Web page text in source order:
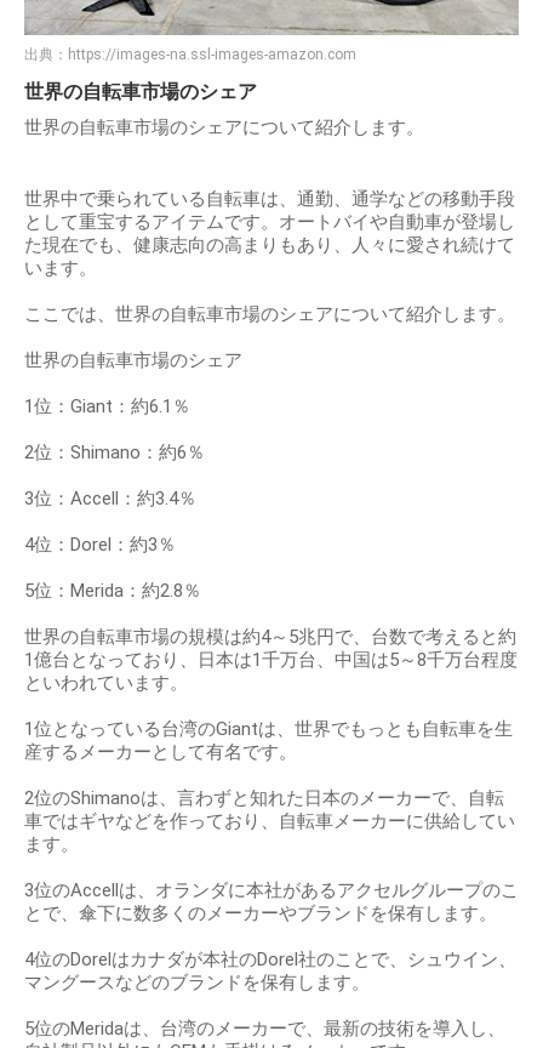
出典： https://images-na.ssl-images-amazon.com
世界の自転車市場のシェア
世界の自転車市場のシェアについて紹介します。
世界中で乗られている自転車は、通勤、通学などの移動手段
として重宝するアイテムです。オートバイや自動車が登場し
た現在でも、健康志向の高まりもあり、人々に愛され続けて
います。
ここでは、世界の自転車市場のシェアについて紹介します。
世界の自転車市場のシェア
1位：Giant：約6.1％
2位：Shimano：約6％
3位：Accell：約3.4％
4位：Dorel：約3％
5位：Merida：約2.8％
世界の自転車市場の規模は約4～5兆円で、台数で考えると約
1億台となっており、日本は1千万台、中国は5～8千万台程度
といわれています。
1位となっている台湾のGiantは、世界でもっとも自転車を生
産するメーカーとして有名です。
2位のShimanoは、言わずと知れた日本のメーカーで、自転
車ではギヤなどを作っており、自転車メーカーに供給してい
ます。
3位のAccellは、オランダに本社があるアクセルグループのこ
とで、傘下に数多くのメーカーやブランドを保有します。
4位のDorelはカナダが本社のDorel社のことで、シュウイン、
マングースなどのブランドを保有します。
5位のMeridaは、台湾のメーカーで、最新の技術を導入し、